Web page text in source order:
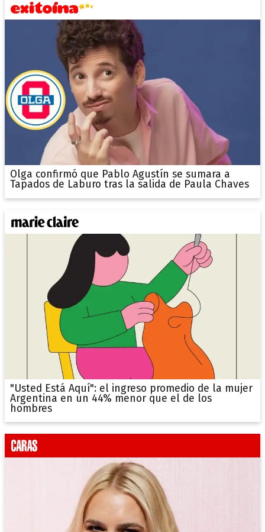
Olga confirmó que Pablo Agustín se sumara a
Tapados de Laburo tras la salida de Paula Chaves
"Usted Está Aquí": el ingreso promedio de la mujer
Argentina en un 44% menor que el de los
hombres